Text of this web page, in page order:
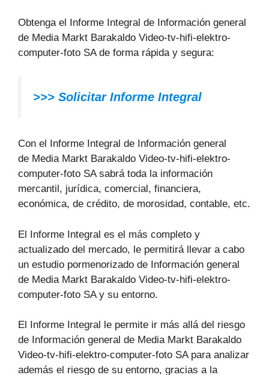
Obtenga el Informe Integral de Información general
de Media Markt Barakaldo Video-tv-hifi-elektro-
computer-foto SA de forma rápida y segura:
>>> Solicitar Informe Integral
Con el Informe Integral de Información general
de Media Markt Barakaldo Video-tv-hifi-elektro-
computer-foto SA sabrá toda la información
mercantil, jurídica, comercial, financiera,
económica, de crédito, de morosidad, contable, etc.
El Informe Integral es el más completo y
actualizado del mercado, le permitirá llevar a cabo
un estudio pormenorizado de Información general
de Media Markt Barakaldo Video-tv-hifi-elektro-
computer-foto SA y su entorno.
El Informe Integral le permite ir más allá del riesgo
de Información general de Media Markt Barakaldo
Video-tv-hifi-elektro-computer-foto SA para analizar
además el riesgo de su entorno, gracias a la